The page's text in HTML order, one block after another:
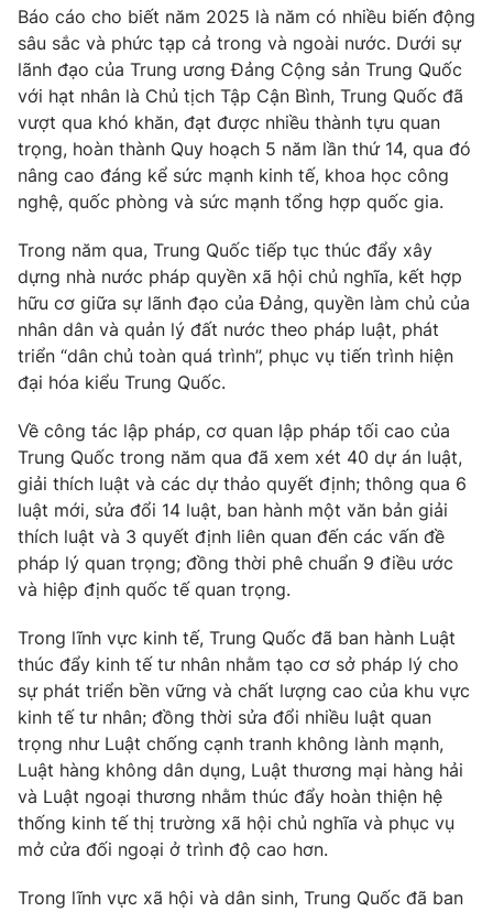
Tư vấn
Chuyên mục khác
Emagazine Podcast
Photo Infographic
VTV Money VTV Thể thao
VTV Sức khoẻ Bất động sản
Thị trường 24h Tấm lòng Việt
VTV4 Vươn mình bằng AI
VTV9 VTV8
THỜI BÁO VTV
Theo dõi báo trên
Cơ quan chủ quản:Đài Truyền hình Việt Nam
Cơ quan báo chí: Thời báo VTV
Báo cáo cho biết năm 2025 là năm có nhiều biến động
sâu sắc và phức tạp cả trong và ngoài nước. Dưới sự
lãnh đạo của Trung ương Đảng Cộng sản Trung Quốc
với hạt nhân là Chủ tịch Tập Cận Bình, Trung Quốc đã
vượt qua khó khăn, đạt được nhiều thành tựu quan
trọng, hoàn thành Quy hoạch 5 năm lần thứ 14, qua đó
nâng cao đáng kể sức mạnh kinh tế, khoa học công
nghệ, quốc phòng và sức mạnh tổng hợp quốc gia.
Trong năm qua, Trung Quốc tiếp tục thúc đẩy xây
dựng nhà nước pháp quyền xã hội chủ nghĩa, kết hợp
hữu cơ giữa sự lãnh đạo của Đảng, quyền làm chủ của
nhân dân và quản lý đất nước theo pháp luật, phát
triển “dân chủ toàn quá trình”, phục vụ tiến trình hiện
đại hóa kiểu Trung Quốc.
Về công tác lập pháp, cơ quan lập pháp tối cao của
Trung Quốc trong năm qua đã xem xét 40 dự án luật,
giải thích luật và các dự thảo quyết định; thông qua 6
luật mới, sửa đổi 14 luật, ban hành một văn bản giải
thích luật và 3 quyết định liên quan đến các vấn đề
pháp lý quan trọng; đồng thời phê chuẩn 9 điều ước
và hiệp định quốc tế quan trọng.
Trong lĩnh vực kinh tế, Trung Quốc đã ban hành Luật
thúc đẩy kinh tế tư nhân nhằm tạo cơ sở pháp lý cho
sự phát triển bền vững và chất lượng cao của khu vực
kinh tế tư nhân; đồng thời sửa đổi nhiều luật quan
trọng như Luật chống cạnh tranh không lành mạnh,
Luật hàng không dân dụng, Luật thương mại hàng hải
và Luật ngoại thương nhằm thúc đẩy hoàn thiện hệ
thống kinh tế thị trường xã hội chủ nghĩa và phục vụ
mở cửa đối ngoại ở trình độ cao hơn.
Trong lĩnh vực xã hội và dân sinh, Trung Quốc đã ban